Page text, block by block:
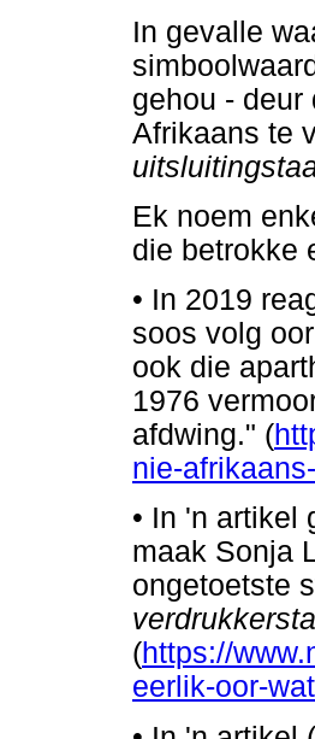
In gevalle
gehou - deur
Afrikaans te
Ek noem
die betrokke
• In 2019
soos volg
ook die
1976
afdwing." (
nie-
• In 'n artikel
maak Sonja
ongetoetste
(https://
eerlik-oor-